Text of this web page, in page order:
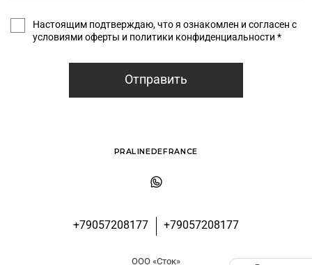
Настоящим подтверждаю, что я ознакомлен и согласен с
условиями оферты и политики конфиденциальности *
Отправить
+79057208177 +79057208177
PRALINEDEFRANCE
ООО «Сток»